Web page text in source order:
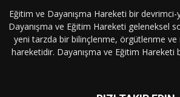
Eğitim ve Dayanışma Hareketi bir
Dayanışma ve Eğitim Hareketi geleneksel
yeni tarzda bir bilinçlenme, örgütlenme
hareketidir. Dayanışma ve Eğitim Hareketi